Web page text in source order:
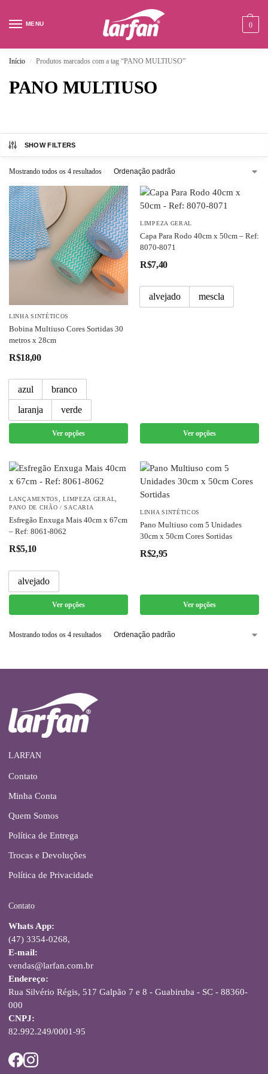
MENU 0
Início / Produtos marcados com a tag “PANO MULTIUSO”
PANO MULTIUSO
SHOW FILTERS
Mostrando todos os 4 resultados
LINHA SINTÉTICOS
Bobina Multiuso Cores Sortidas 30
metros x 28cm
R$18,00
azul
branco
laranja
verde
Ver opções
LIMPEZA GERAL
Capa Para Rodo 40cm x 50cm – Ref:
8070-8071
R$7,40
alvejado mescla
Ver opções
LANÇAMENTOS,LIMPEZA GERAL,
PANO DE CHÃO / SACARIA
Esfregão Enxuga Mais 40cm x 67cm
– Ref: 8061-8062
R$5,10
alvejado
Ver opções
LINHA SINTÉTICOS
Pano Multiuso com 5 Unidades
30cm x 50cm Cores Sortidas
R$2,95
Ver opções
Mostrando todos os 4 resultados
LARFAN
Contato
Minha Conta
Quem Somos
Política de Entrega
Trocas e Devoluções
Política de Privacidade
Contato
Whats App:
(47) 3354-0268,
E-mail:
vendas@larfan.com.br
Endereço:
Rua Silvério Régis, 517 Galpão 7 e 8 - Guabiruba - SC - 88360-
000
CNPJ:
82.992.249/0001-95